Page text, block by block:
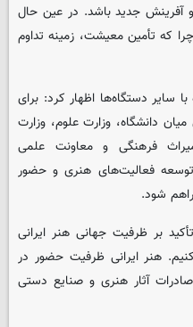
و آفرینش جدید باشد. در عین حال
که تأمین معیشت، زمینه تداوم
سایر دستگاه‌ها اظهار کرد: برای
دانشگاه، وزارت علوم، وزارت
فرهنگی و معاونت علمی
توسعه فعالیت‌های هنری و حضور
شود.
بر ظرفیت جهانی هنر ایرانی
هنر ایرانی ظرفیت حضور در
صادرات آثار هنری و صنایع دستی